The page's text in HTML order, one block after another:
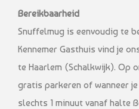
Bereikbaarheid
Snuffelmug is eenvoudig te
Kennemer Gasthuis vind je
te Haarlem (Schalkwijk). Op
gratis parkeren of wanneer
slechts 1 minuut vanaf halte